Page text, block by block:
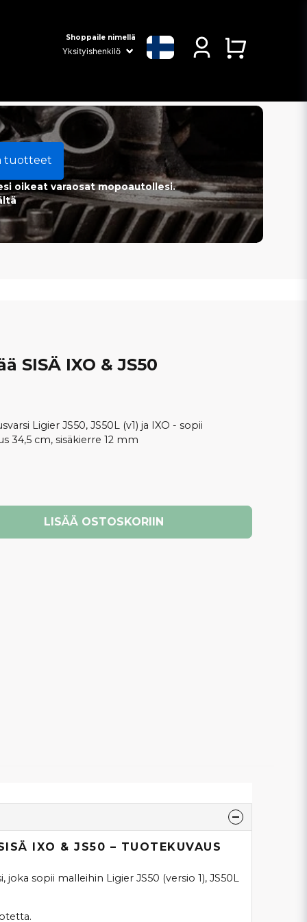
Shoppaile nimellä
tuotteet
oikeat varaosat mopoautollesi.
SISÄ IXO & JS50
Ligier JS50, JS50L (v1) ja IXO - sopii
34,5 cm, sisäkierre 12 mm
LISÄÄ OSTOSKORIIN
IXO & JS50 – TUOTEKUVAUS
joka sopii malleihin Ligier JS50 (versio 1), JS50L